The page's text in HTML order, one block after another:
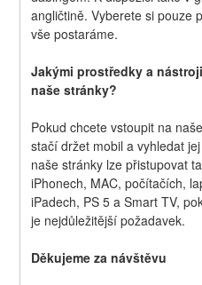
angličtině. Vyberete si pouze
vše postaráme.
Jakými prostředky a
naše stránky?
Pokud chcete vstoupit na
stačí držet mobil a vyhledat
naše stránky lze přistupovat
iPhonech, MAC, počítačích,
iPadech, PS 5 a Smart TV,
je nejdůležitější požadavek.
Děkujeme za návštěvu